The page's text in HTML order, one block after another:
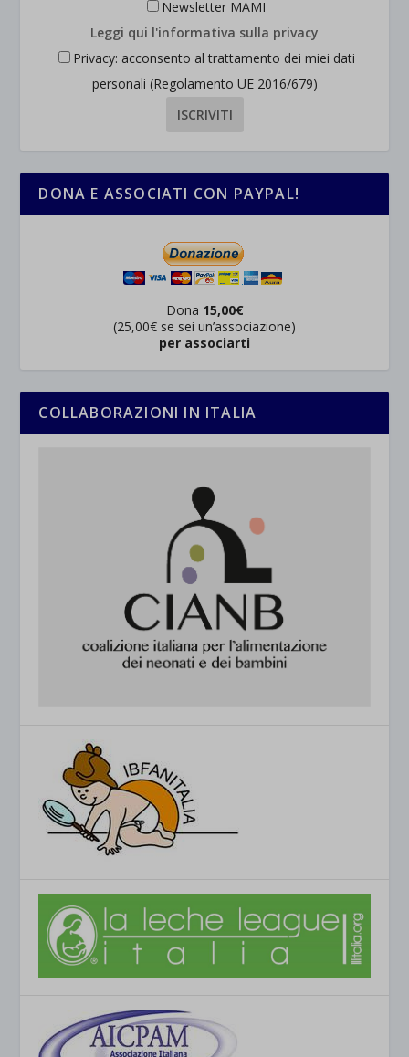
Newsletter MAMI
Leggi qui l'informativa sulla privacy
Privacy: acconsento al trattamento dei miei dati
personali (Regolamento UE 2016/679)
DONA E ASSOCIATI CON PAYPAL!
Dona 15,00€
(25,00€ se sei un’associazione)
per associarti
COLLABORAZIONI IN ITALIA